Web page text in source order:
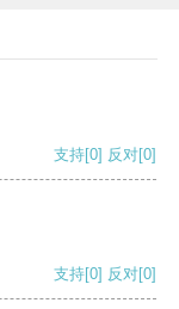
支持[0] 反对[0]
支持[0] 反对[0]